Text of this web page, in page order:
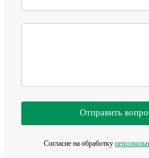
Отправить
Согласие на обработку